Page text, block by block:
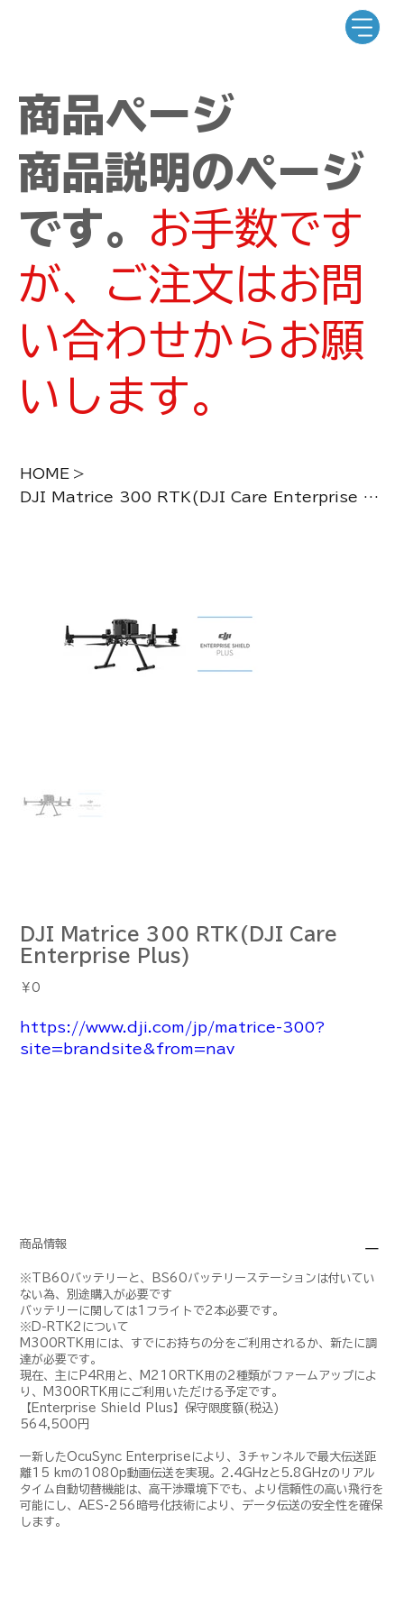
商品ページ
商品説明のページ
です。 お手数です
が、ご注文はお問
い合わせからお願
いします。
HOME >
DJI Matrice 300 RTK(DJI Care Enterprise Plus)
DJI Matrice 300 RTK(DJI Care
Enterprise Plus)
価
格
￥0
https://www.dji.com/jp/matrice-300?
site=brandsite&from=nav
商品情報
※TB60バッテリーと、BS60バッテリーステーションは付いてい
ない為、別途購入が必要です
バッテリーに関しては1フライトで2本必要です。
※D-RTK2について
M300RTK用には、すでにお持ちの分をご利用されるか、新たに調
達が必要です。
現在、主にP4R用と、M210RTK用の2種類がファームアップによ
り、M300RTK用にご利用いただける予定です。
【Enterprise Shield Plus】保守限度額(税込)
564,500円
一新したOcuSync Enterpriseにより、3チャンネルで最大伝送距
離15 kmの1080p動画伝送を実現。2.4GHzと5.8GHzのリアル
タイム自動切替機能は、高干渉環境下でも、より信頼性の高い飛行を
可能にし、AES-256暗号化技術により、データ伝送の安全性を確保
します。